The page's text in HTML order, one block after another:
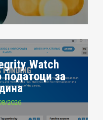
Watch
за
2026